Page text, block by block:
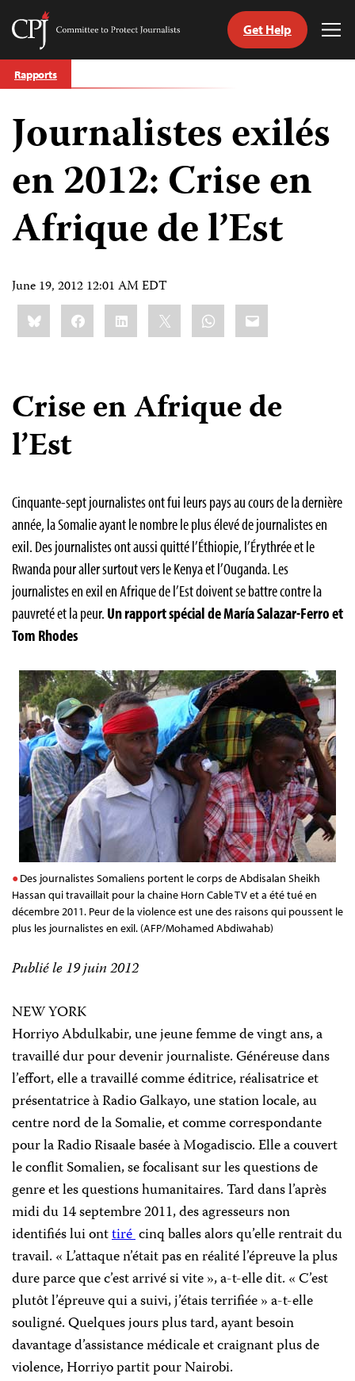
Skip
to
Committee
Journalists
Get Help
Rapports
Journalistes exilés
en 2012: Crise en
Afrique de l’Est
June 19, 2012 12:01 AM EDT
Share
this:BlueskyFacebookLinkedIn WhatsApp
Email
Crise en Afrique de
l’Est
Cinquante-sept journalistes ont fui leurs pays au cours de la dernière
année, la Somalie ayant le nombre le plus élevé de journalistes en
exil. Des journalistes ont aussi quitté l’Éthiopie, l’Érythrée et le
Rwanda pour aller surtout vers le Kenya et l’Ouganda. Les
journalistes en exil en Afrique de l’Est doivent se battre contre la
pauvreté et la peur. Un rapport spécial de María Salazar-Ferro et
Tom Rhodes
Des journalistes Somaliens portent le corps de Abdisalan Sheikh
Hassan qui travaillait pour la chaine Horn Cable TV et a été tué en
décembre 2011. Peur de la violence est une des raisons qui poussent le
plus les journalistes en exil. (AFP/Mohamed Abdiwahab)
Publié le 19 juin 2012
NEW YORK
Horriyo Abdulkabir, une jeune femme de vingt ans, a
travaillé dur pour devenir journaliste. Généreuse dans
l’effort, elle a travaillé comme éditrice, réalisatrice et
présentatrice à Radio Galkayo, une station locale, au
centre nord de la Somalie, et comme correspondante
pour la Radio Risaale basée à Mogadiscio. Elle a couvert
le conflit Somalien, se focalisant sur les questions de
genre et les questions humanitaires. Tard dans l’après
midi du 14 septembre 2011, des agresseurs non
identifiés lui onttirécinq balles alors qu’elle rentrait du
travail. « L’attaque n’était pas en réalité l’épreuve la plus
dure parce que c’est arrivé si vite », a-t-elle dit. « C’est
plutôt l’épreuve qui a suivi, j’étais terrifiée » a-t-elle
souligné. Quelques jours plus tard, ayant besoin
davantage d’assistance médicale et craignant plus de
violence, Horriyo partit pour Nairobi.